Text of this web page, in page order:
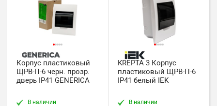
Корпус пластиковый
ЩРВ-П-6 черн. прозр.
дверь IP41 GENERICA
В наличии
KREPTA 3 Корпус
пластиковый ЩРВ-П-6
IP41 белый IEK
В наличии